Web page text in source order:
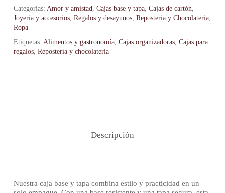
Categorías: Amor y amistad Cajas base y tapa, Cajas de cartón
Joyeria y accesorios, Regalos y desayunos, Reposteria y Chocolateria,
Ropa
Etiquetas: Alimentos y gastronomía, Cajas organizadoras, Cajas para
regalos, Repostería y chocolatería
Descripción
Nuestra caja base y tapa combina estilo y practicidad en un